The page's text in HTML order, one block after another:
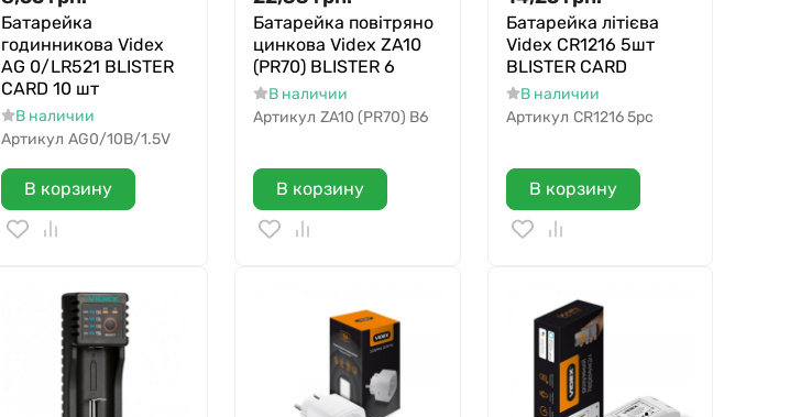
Батарейка
годинникова Videx
AG 0/LR521 BLISTER
CARD 10 шт
В наличии
Артикул AG0/10B/1.5V
В корзину
Батарейка повітряно
цинкова Videx ZA10
(PR70) BLISTER 6
В наличии
Артикул ZA10 (PR70) B6
В корзину
Батарейка літієва
Videx CR1216 5шт
BLISTER CARD
В наличии
Артикул CR1216 5pc
В корзину